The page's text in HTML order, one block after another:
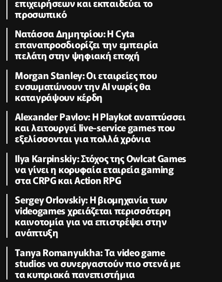
επιχειρήσεων και εκπαιδεύει το
προσωπικό
Νατάσσα Δημητρίου: Η Cyta
επαναπροσδιορίζει την εμπειρία
πελάτη στην ψηφιακή εποχή
Morgan Stanley: Οι εταιρείες που
ενσωματώνουν την ΑΙ νωρίς θα
καταγράψουν κέρδη
Alexander Pavlov: Η Playkot αναπτύσσει
και λειτουργεί live-service games που
εξελίσσονται για πολλά χρόνια
Ilya Karpinskiy: Στόχος της Owlcat Games
να γίνει η κορυφαία εταιρεία gaming
στα CRPG και Action RPG
Sergey Orlovskiy: Η βιομηχανία των
videogames χρειάζεται περισσότερη
καινοτομία για να επιστρέψει στην
ανάπτυξη
Tanya Romanyukha: Τα video game
studios να συνεργαστούν πιο στενά με
τα κυπριακά πανεπιστήμια